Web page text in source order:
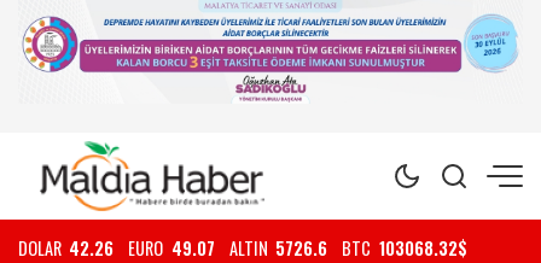
DOLAR 42.26 EURO 49.07 ALTIN 5726.6 BTC 103068.32$